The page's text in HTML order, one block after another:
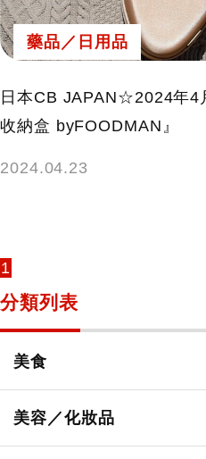
藥品／日用品
日本CB JAPAN☆2024年4
收納盒 byFOODMAN』
2024.04.23
1
分類列表
美食
所有
美容／化妝品